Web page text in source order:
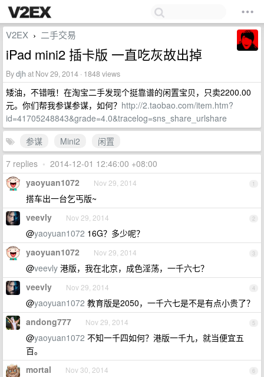
V2EX › 二手交易
iPad mini2 插卡版 一直吃灰故出掉
Bydjh at Nov 29, 2014 · 1848 views
矮油，不错哦！在淘宝二手发现个挺靠谱的闲置宝贝，只卖2200.00
元。你们帮我参谋参谋，如何？ http://2.taobao.com/item.htm?
id=41705248843&grade=4.0&tracelog=sns_share_urlshare
参谋
Mini2
闲置
7 replies • 2014-12-01 12:46:00 +08:00
1
yaoyuan1072 Nov 29, 2014
搭车出一台乞丐版~
2
veevly Nov 29, 2014
@yaoyuan1072 16G？多少呢？
3
yaoyuan1072 Nov 29, 2014
@veevly 港版，我在北京，成色淫荡，一千六七？
4
veevly Nov 29, 2014
@yaoyuan1072 教育版是2050，一千六七是不是有点小贵了？
5
andong777 Nov 29, 2014
@yaoyuan1072 不知一千四如何？港版一千九，就当便宜五
百。
6
mortal Nov 30, 2014